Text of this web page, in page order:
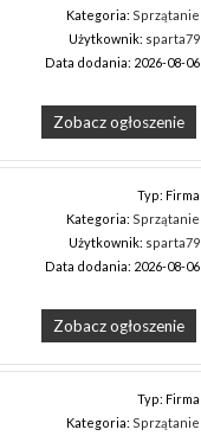
Kategoria: Sprzątanie
Użytkownik: sparta79
Data dodania: 2026-08-06
Zobacz ogłoszenie
Typ: Firma
Kategoria: Sprzątanie
Użytkownik: sparta79
Data dodania: 2026-08-06
Zobacz ogłoszenie
Typ: Firma
Kategoria: Sprzątanie